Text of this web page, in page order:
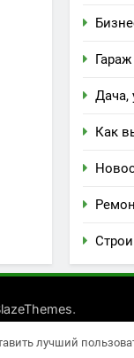
Дача,
Как
.
лучший